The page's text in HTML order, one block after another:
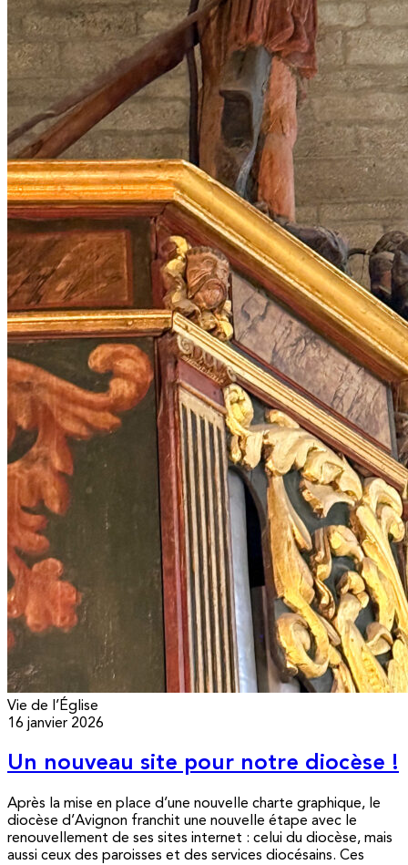
Vie de l’Église
16 janvier 2026
Un nouveau site pour notre diocèse !
Après la mise en place d’une nouvelle charte graphique, le
diocèse d’Avignon franchit une nouvelle étape avec le
renouvellement de ses sites internet : celui du diocèse, mais
aussi ceux des paroisses et des services diocésains. Ces